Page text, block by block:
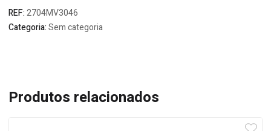
REF:2704MV3046
Categoria:Sem categoria
Produtos relacionados